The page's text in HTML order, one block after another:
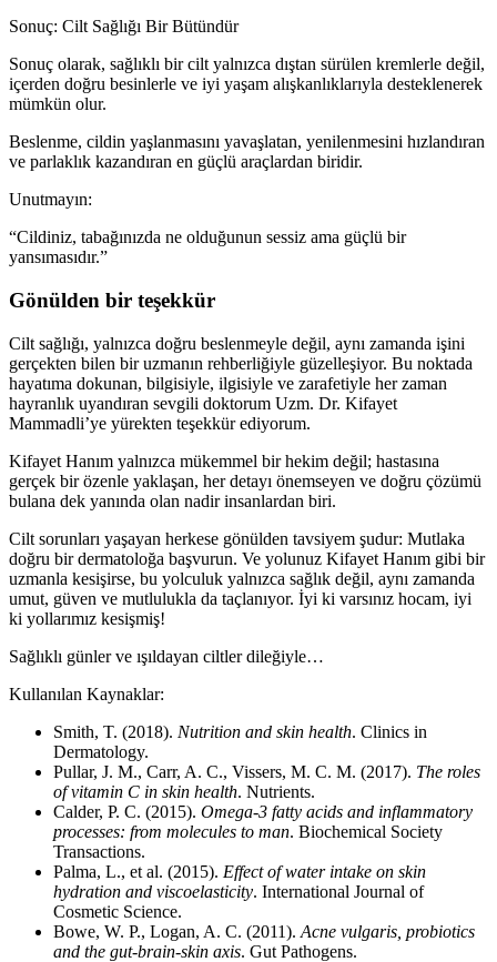
Sonuç: Cilt Sağlığı Bir Bütündür
Sonuç olarak, sağlıklı bir cilt yalnızca dıştan sürülen kremlerle değil,
içerden doğru besinlerle ve iyi yaşam alışkanlıklarıyla desteklenerek
mümkün olur.
Beslenme, cildin yaşlanmasını yavaşlatan, yenilenmesini hızlandıran
ve parlaklık kazandıran en güçlü araçlardan biridir.
Unutmayın:
“Cildiniz, tabağınızda ne olduğunun sessiz ama güçlü bir
yansımasıdır.”
Gönülden bir teşekkür
Cilt sağlığı, yalnızca doğru beslenmeyle değil, aynı zamanda işini
gerçekten bilen bir uzmanın rehberliğiyle güzelleşiyor. Bu noktada
hayatıma dokunan, bilgisiyle, ilgisiyle ve zarafetiyle her zaman
hayranlık uyandıran sevgili doktorum Uzm. Dr. Kifayet
Mammadli’ye yürekten teşekkür ediyorum.
Kifayet Hanım yalnızca mükemmel bir hekim değil; hastasına
gerçek bir özenle yaklaşan, her detayı önemseyen ve doğru çözümü
bulana dek yanında olan nadir insanlardan biri.
Cilt sorunları yaşayan herkese gönülden tavsiyem şudur: Mutlaka
doğru bir dermatoloğa başvurun. Ve yolunuz Kifayet Hanım gibi bir
uzmanla kesişirse, bu yolculuk yalnızca sağlık değil, aynı zamanda
umut, güven ve mutlulukla da taçlanıyor. İyi ki varsınız hocam, iyi
ki yollarımız kesişmiş!
Sağlıklı günler ve ışıldayan ciltler dileğiyle…
Kullanılan Kaynaklar:
Smith, T. (2018). Nutrition and skin health. Clinics in
Dermatology.
Pullar, J. M., Carr, A. C., Vissers, M. C. M. (2017). The roles
of vitamin C in skin health. Nutrients.
Calder, P. C. (2015). Omega-3 fatty acids and inflammatory
processes: from molecules to man. Biochemical Society
Transactions.
Palma, L., et al. (2015). Effect of water intake on skin
hydration and viscoelasticity. International Journal of
Cosmetic Science.
Bowe, W. P., Logan, A. C. (2011). Acne vulgaris, probiotics
and the gut-brain-skin axis. Gut Pathogens.